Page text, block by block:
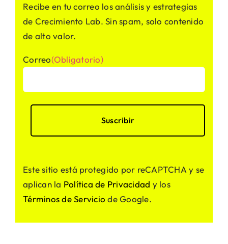
Recibe en tu correo los análisis y estrategias
de Crecimiento Lab. Sin spam, solo contenido
de alto valor.
Correo(Obligatorio)
Este sitio está protegido por reCAPTCHA y se
aplican la Política de Privacidad y los
Términos de Servicio de Google.